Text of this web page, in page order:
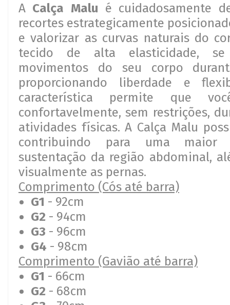
A Calça Malu é cuidadosamente
recortes estrategicamente
e valorizar as curvas naturais do
tecido de alta elasticidade,
movimentos do seu corpo
proporcionando liberdade e
característica permite que
confortavelmente, sem restrições,
atividades físicas. A Calça Malu
contribuindo para uma maior
sustentação da região abdominal,
visualmente as pernas.
Comprimento (Cós até barra)
G1 - 92cm
G2 - 94cm
G3 - 96cm
G4 - 98cm
Comprimento (Gavião até barra)
G1 - 66cm
G2 - 68cm